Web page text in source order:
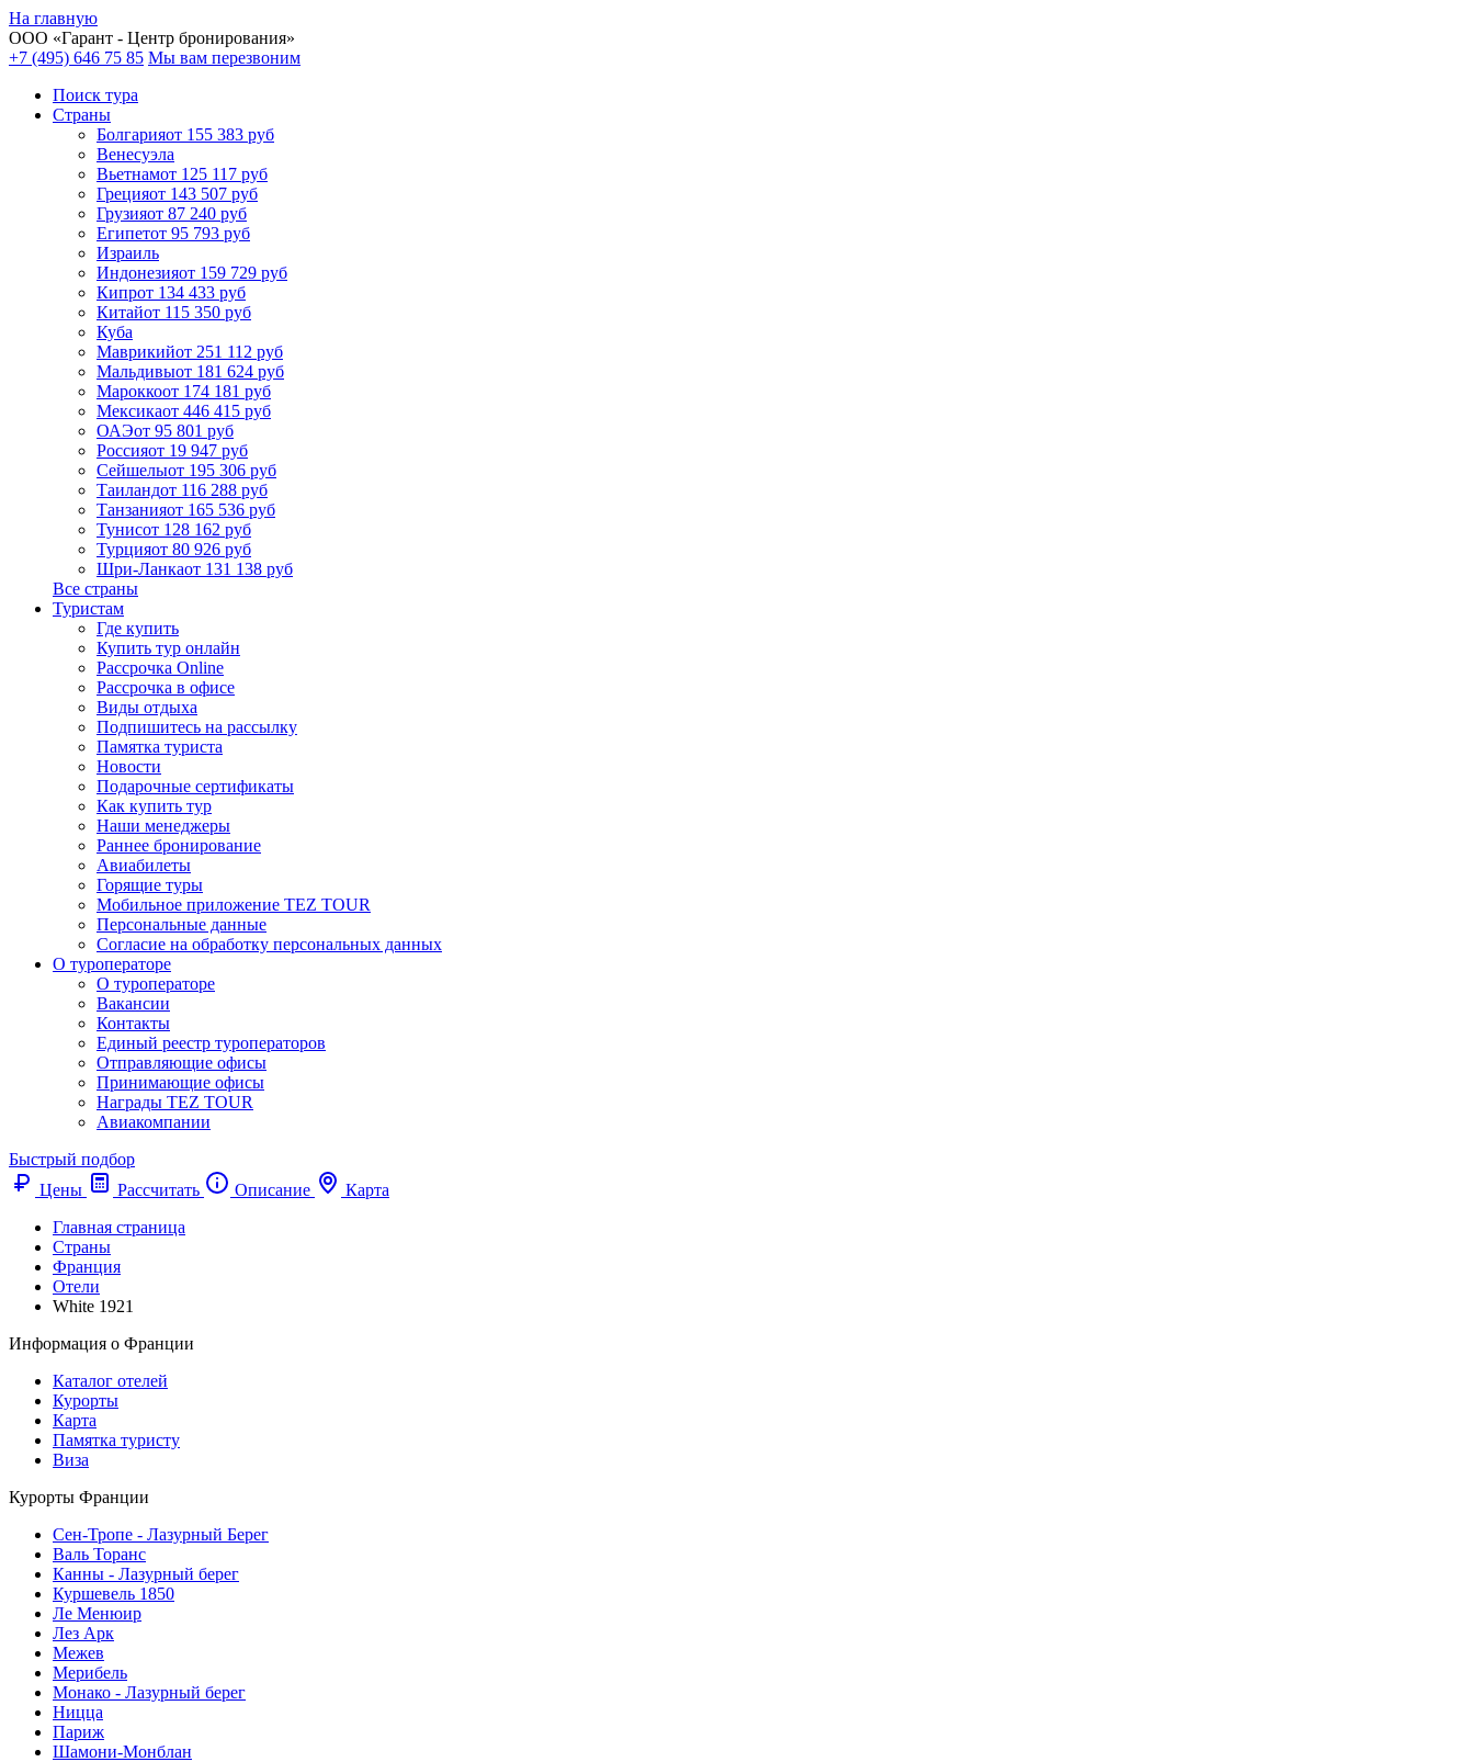
На главную
ООО «Гарант - Центр бронирования»
+7 (495) 646 75 85 Мы вам перезвоним
Поиск тура
Cтраны
Болгарияот 155 383 руб
Венесуэла
Вьетнамот 125 117 руб
Грецияот 143 507 руб
Грузияот 87 240 руб
Египетот 95 793 руб
Израиль
Индонезияот 159 729 руб
Кипрот 134 433 руб
Китайот 115 350 руб
Куба
Маврикийот 251 112 руб
Мальдивыот 181 624 руб
Мароккоот 174 181 руб
Мексикаот 446 415 руб
ОАЭот 95 801 руб
Россияот 19 947 руб
Сейшелыот 195 306 руб
Таиландот 116 288 руб
Танзанияот 165 536 руб
Тунисот 128 162 руб
Турцияот 80 926 руб
Шри-Ланкаот 131 138 руб
Все страны
Туристам
Где купить
Купить тур онлайн
Рассрочка Online
Рассрочка в офисе
Виды отдыха
Подпишитесь на рассылку
Памятка туриста
Новости
Подарочные сертификаты
Как купить тур
Наши менеджеры
Раннее бронирование
Авиабилеты
Горящие туры
Мобильное приложение TEZ TOUR
Персональные данные
Согласие на обработку персональных данных
О туроператоре
О туроператоре
Вакансии
Контакты
Единый реестр туроператоров
Отправляющие офисы
Принимающие офисы
Награды TEZ TOUR
Авиакомпании
Быстрый подбор
Цены
Рассчитать Описание
Карта
Главная страница
Cтраны
Франция
Отели
White 1921
Информация о Франции
Каталог отелей
Курорты
Карта
Памятка туристу
Виза
Курорты Франции
Cен-Тропе - Лазурный Берег
Валь Торанс
Канны - Лазурный берег
Куршевель 1850
Ле Менюир
Лез Арк
Межев
Мерибель
Монако - Лазурный берег
Ницца
Париж
Шамони-Монблан